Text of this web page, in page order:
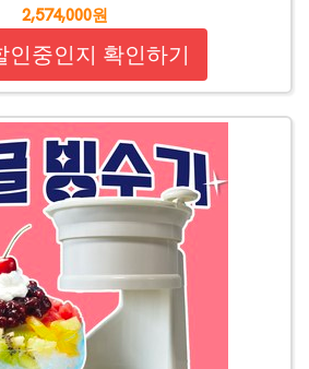
2,574,000원
인중인지 확인하기